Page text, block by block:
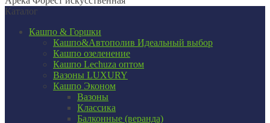
Каталог
Кашпо & Горшки
Кашпо&Автополив Идеальный выбор
Кашпо озеленение
Кашпо Lechuza оптом
Вазоны LUXURY
Кашпо Эконом
Вазоны
Классика
Балконные (веранда)